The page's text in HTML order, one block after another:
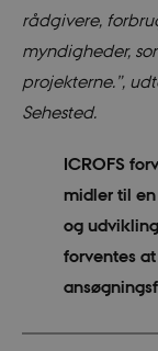
rådgivere,
myndigheder,
projekterne.”,
Sehested.
ICROFS
midler til
og
forventes